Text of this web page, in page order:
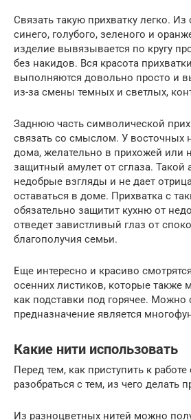
Связать такую прихватку легко. Из
синего, голубого, зеленого и
изделие вывязывается по кругу
без накидов. Вся красота
выполняются довольно просто и
из-за смены темных и светлых,
Заднюю часть символической
связать со смыслом. У восточных
дома, желательно в прихожей или
защитный амулет от сглаза. Такой
недобрые взгляды и не дает
оставаться в доме. Прихватка с
обязательно защитит кухню от
отведет завистливый глаз от
благополучия семьи.
Еще интересно и красиво
осенних листиков, которые также
как подставки под горячее. Можно
предназначение является
Какие нити использовать
Перед тем, как приступить к
разобраться с тем, из чего делать
Из разноцветных нитей можно